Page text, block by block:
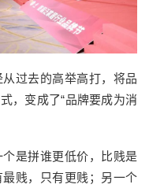
过去的高举高打，将品
，变成了“品牌要成为消
是拼谁更低价，比贱是
贱，只有更贱；另一个